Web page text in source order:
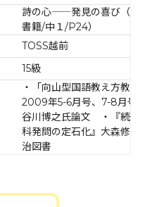
詩の心――発見の喜び（東京
書籍/中１/P24）
TOSS越前
15級
・「向山型国語教え方教室」
2009年5-6月号、7-8月号の長
谷川博之氏論文 ・『続国語
科発問の定石化』大森修／明
治図書